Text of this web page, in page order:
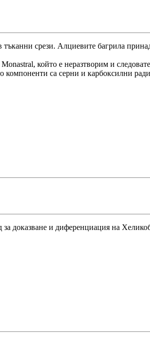
срези. Алциевите багрила
който е неразтворим и
са серни и карбоксилни
доказване и диференциация на